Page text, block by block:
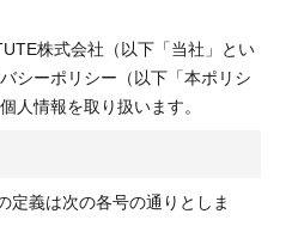
株式会社（以下「当社」とい
シーポリシー（以下「本ポリシ
人情報を取り扱います。
定義は次の各号の通りとしま